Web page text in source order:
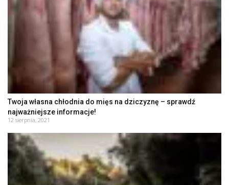
Twoja własna chłodnia do mięs na dziczyznę – sprawdź
najważniejsze informacje!
12 sierpnia, 2021